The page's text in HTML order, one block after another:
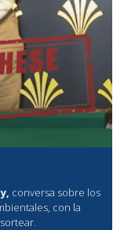
conversa sobre los
con la